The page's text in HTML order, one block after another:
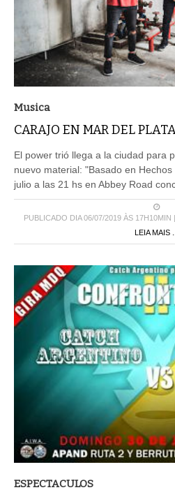
Musica
CARAJO EN MAR DEL
El power trió llega a la ciudad para
nuevo material: "Basado en
julio a las 21 hs en Abbey Road
PUBLICADO DIA 06/07/2019 ÀS 17H10MIN
LEIA MAIS ...
ESPECTACULOS